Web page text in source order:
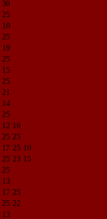
30
25
10
25
19
25
15
25
21
14
25
12 16
25 25
17 25 10
25 23 15
25
13
17 25
25 22
13